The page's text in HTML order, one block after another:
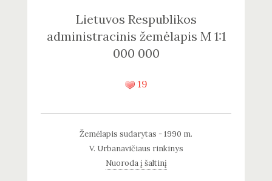
Lietuvos Respublikos
administracinis žemėlapis M 1:1
000 000
19
Žemėlapis sudarytas - 1990 m.
V. Urbanavičiaus rinkinys
Nuoroda į šaltinį